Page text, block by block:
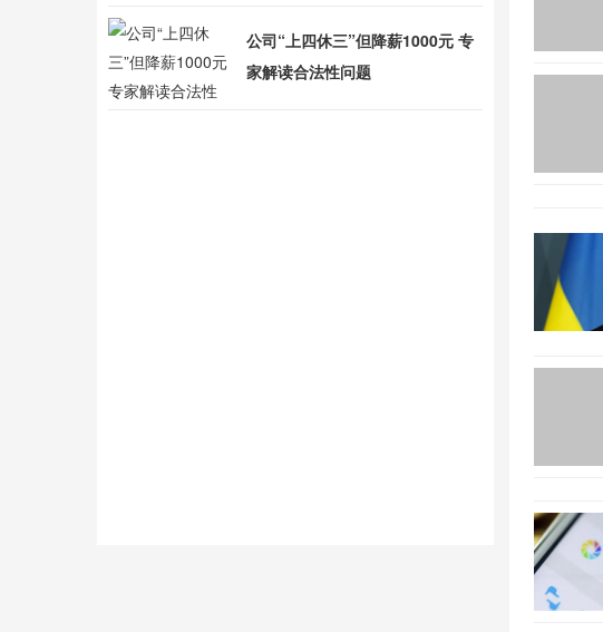
公司“上四休三”但降薪1000元 专
家解读合法性问题